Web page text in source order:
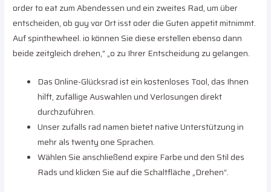
order to eat zum Abendessen und ein zweites Rad, um über
entscheiden, ob guy vor Ort isst oder die Guten appetit mitnimmt.
Auf spinthewheel. io können Sie diese erstellen ebenso dann
beide zeitgleich drehen,” „o zu Ihrer Entscheidung zu gelangen.
Das Online-Glücksrad ist ein kostenloses Tool, das Ihnen
hilft, zufällige Auswahlen und Verlosungen direkt
durchzuführen.
Unser zufalls rad namen bietet native Unterstützung in
mehr als twenty one Sprachen.
Wählen Sie anschließend expire Farbe und den Stil des
Rads und klicken Sie auf die Schaltfläche „Drehen“.